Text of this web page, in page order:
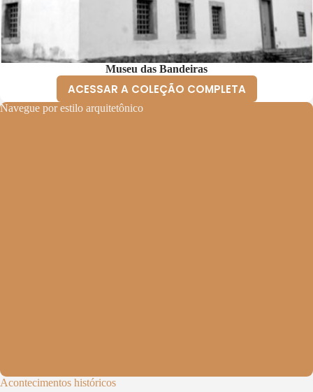
Museu das Bandeiras
ACESSAR A COLEÇÃO COMPLETA
Navegue por estilo arquitetônico
Acontecimentos históricos